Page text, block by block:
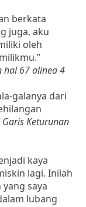
berkata
juga, aku
oleh
hal 67 alinea 4
galanya dari
Keturunan
kaya
lagi. Inilah
saya
lubang